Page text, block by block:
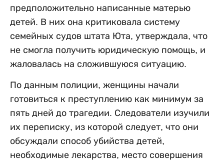
предположительно написанные матерью
детей. В них она критиковала систему
семейных судов штата Юта, утверждала, что
не смогла получить юридическую помощь, и
жаловалась на сложившуюся ситуацию.
По данным полиции, женщины начали
готовиться к преступлению как минимум за
пять дней до трагедии. Следователи изучили
их переписку, из которой следует, что они
обсуждали способ убийства детей,
необходимые лекарства, место совершения